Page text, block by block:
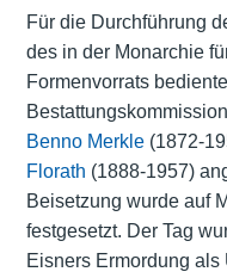
Für die Durchführung
des in der Monarchie
Formenvorrats
Benno Merkle(1872-
Florath (1888-1957)
Beisetzung wurde auf
festgesetzt. Der Tag
Eisners Ermordung